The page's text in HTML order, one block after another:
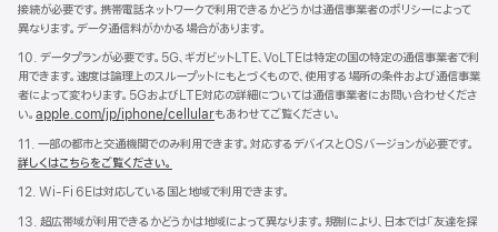
接続が必要です。携帯電話ネットワークで利用できるかどうかは通信事業者のポリシーによって
異なります。データ通信料がかかる場合があります。
10. データプランが必要です。5G、ギガビットLTE、VoLTEは特定の国の特定の通信事業者で利
用できます。速度は論理上のスループットにもとづくもので、使用する場所の条件および通信事業
者によって変わります。5GおよびLTE対応の詳細については通信事業者にお問い合わせくださ
い。 apple.com/jp/iphone/cellularもあわせてご覧ください。
11. 一部の都市と交通機関でのみ利用できます。対応するデバイスとOSバージョンが必要です。
詳しくはこちらをご覧ください。
12. Wi-Fi 6Eは対応している国と地域で利用できます。
13. 超広帯域が利用できるかどうかは地域によって異なります。規制により、日本では「友達を探